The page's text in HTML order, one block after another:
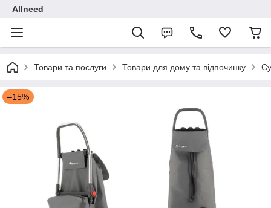
Allneed
Товари та послуги Товари для дому та відпочинку
–15%